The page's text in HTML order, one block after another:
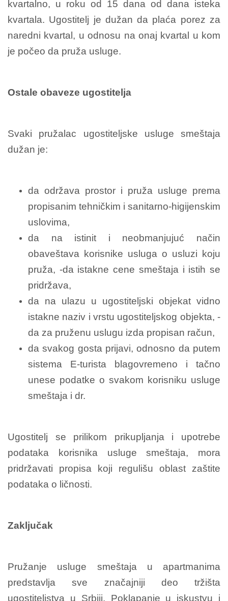
kvartalno, u roku od 15 dana od dana isteka
kvartala. Ugostitelj je dužan da plaća porez za
naredni kvartal, u odnosu na onaj kvartal u kom
je počeo da pruža usluge.
Ostale obaveze ugostitelja
Svaki pružalac ugostiteljske usluge smeštaja
dužan je:
da održava prostor i pruža usluge prema
propisanim tehničkim i sanitarno-higijenskim
uslovima,
da na istinit i neobmanjujuć način
obaveštava korisnike usluga o usluzi koju
pruža, -da istakne cene smeštaja i istih se
pridržava,
da na ulazu u ugostiteljski objekat vidno
istakne naziv i vrstu ugostiteljskog objekta, -
da za pruženu uslugu izda propisan račun,
da svakog gosta prijavi, odnosno da putem
sistema E-turista blagovremeno i tačno
unese podatke o svakom korisniku usluge
smeštaja i dr.
Ugostitelj se prilikom prikupljanja i upotrebe
podataka korisnika usluge smeštaja, mora
pridržavati propisa koji regulišu oblast zaštite
podataka o ličnosti.
Zaključak
Pružanje usluge smeštaja u apartmanima
predstavlja sve značajniji deo tržišta
ugostiteljstva u Srbiji. Poklapanje u iskustvu i